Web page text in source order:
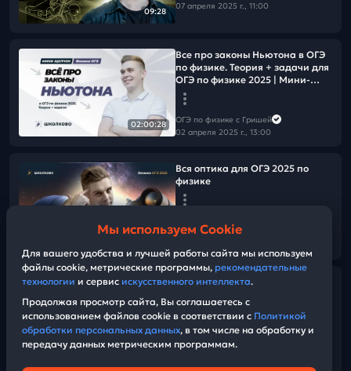
09:28
07 апреля 2025 г., 11:00
02:00:28
Все про законы Ньютона в ОГЭ
по физике. Теория + задачи для
ОГЭ по физике 2025 | Мини-
Щелчок
ОГЭ по физике с Гришей
02 апреля 2025 г., 13:00
Вся оптика для ОГЭ 2025 по
физике
01 апреля 2025 г., 13:00
03:10
Все про теплопроводность для
ОГЭ по физике с Гришей
31 марта 2025 г., 11:00
Мы используем Cookie
Для вашего удобства и лучшей работы сайта мы используем
файлы cookie, метрические программы, рекомендательные
технологии и сервис искусственного интеллекта.
Продолжая просмотр сайта, Вы соглашаетесь с
использованием файлов cookie в соответствии с Политикой
обработки персональных данных, в том числе на обработку и
передачу данных метрическим программам.